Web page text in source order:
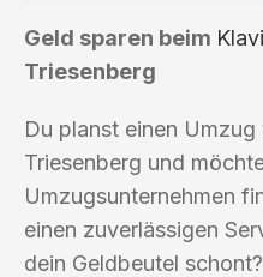
Geld sparen beim
Triesenberg
Du planst einen
Triesenberg und
Umzugsunternehmen
einen zuverlässigen
dein Geldbeutel